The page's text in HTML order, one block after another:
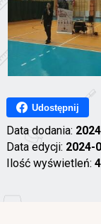
Udostępnij
Data dodania:
Data edycji: 2024-
Ilość wyświetleń: